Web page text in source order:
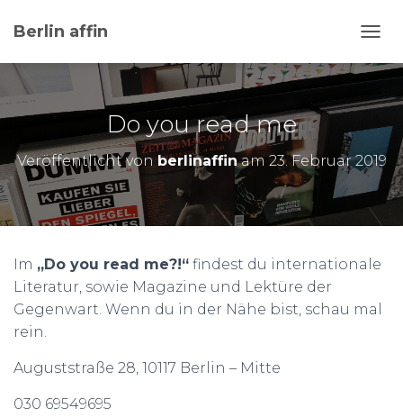
Berlin affin
A
V
I
A
I
O
U
C
Do you read me
Veröffentlicht vonberlinaffinam 23. Februar 2019
Im „Do you read me?!“ findest du internationale
Literatur, sowie Magazine und Lektüre der
Gegenwart. Wenn du in der Nähe bist, schau mal
rein.
Auguststraße 28, 10117 Berlin – Mitte
030 69549695